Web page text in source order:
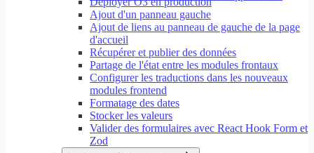
Ajout d'un panneau gauche
Ajout de liens au panneau de gauche de la page
d'accueil
Récupérer et publier des données
Partage de l'état entre les modules frontaux
Configurer les traductions dans les nouveaux
modules frontend
Formatage des dates
Stocker les valeurs
Valider des formulaires avec React Hook Form et
Zod